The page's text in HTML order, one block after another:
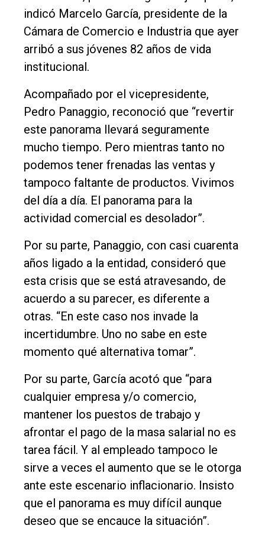
indicó Marcelo García, presidente de la
Cámara de Comercio e Industria que ayer
arribó a sus jóvenes 82 años de vida
institucional.
Acompañado por el vicepresidente,
Pedro Panaggio, reconoció que “revertir
este panorama llevará seguramente
mucho tiempo. Pero mientras tanto no
podemos tener frenadas las ventas y
tampoco faltante de productos. Vivimos
del día a día. El panorama para la
actividad comercial es desolador”.
Por su parte, Panaggio, con casi cuarenta
años ligado a la entidad, consideró que
esta crisis que se está atravesando, de
acuerdo a su parecer, es diferente a
otras. “En este caso nos invade la
incertidumbre. Uno no sabe en este
momento qué alternativa tomar”.
Por su parte, García acotó que “para
cualquier empresa y/o comercio,
mantener los puestos de trabajo y
afrontar el pago de la masa salarial no es
tarea fácil. Y al empleado tampoco le
sirve a veces el aumento que se le otorga
ante este escenario inflacionario. Insisto
que el panorama es muy difícil aunque
deseo que se encauce la situación”.